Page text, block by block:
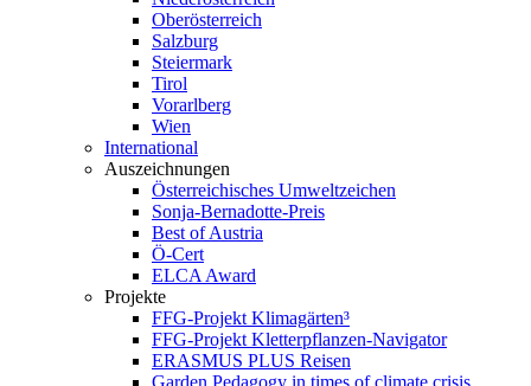
Oberösterreich
Salzburg
Steiermark
Tirol
Vorarlberg
Wien
International
Auszeichnungen
Österreichisches Umweltzeichen
Sonja-Bernadotte-Preis
Best of Austria
Ö-Cert
ELCA Award
Projekte
FFG-Projekt Klimagärten³
FFG-Projekt Kletterpflanzen-Navigator
ERASMUS PLUS Reisen
Garden Pedagogy in times of climate crisis